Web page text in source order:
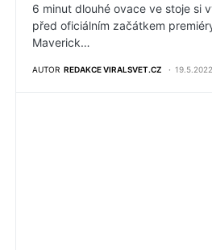
6 minut dlouhé ovace ve stoje si
před oficiálním začátkem
Maverick…
AUTOR REDAKCE VIRALSVET.CZ 19.5.2022